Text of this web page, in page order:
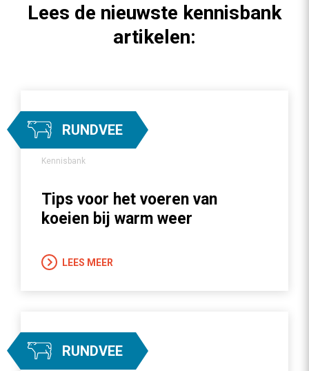
Lees de nieuwste kennisbank
artikelen:
RUNDVEE
Kennisbank
Tips voor het voeren van
koeien bij warm weer
LEES MEER
RUNDVEE